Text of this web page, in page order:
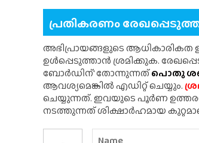
പ്രതികരണം
അഭിപ്രായങ്ങളുടെ ആധികാരികത
ഉൾപ്പെടുത്താൻ ശ്രമിക്കുക.
ബോർഡിന്' തോന്നുന്നത്പൊതു
ആവശ്യമെങ്കിൽ എഡിറ്റ് ചെയ്യും.
ചെയ്യുന്നത്. ഇവയുടെ പൂർണ
നടത്തുന്നത് ശിക്ഷാർഹമായ